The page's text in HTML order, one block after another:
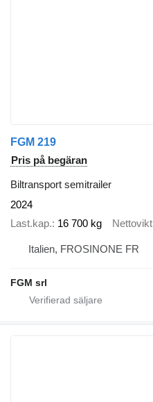
FGM 219
Pris på begäran
Biltransport semitrailer
2024
Last.kap. 16 700 kg Nettovikt
Italien, FROSINONE FR
FGM srl